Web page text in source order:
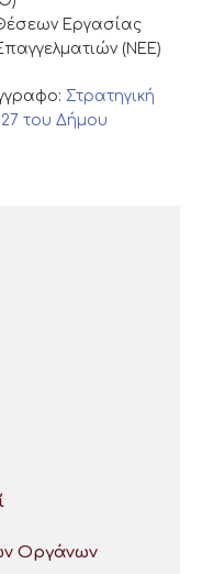
Εργασίας
(ΝΕΕ)
Στρατηγική
του Δήμου
Οργάνων